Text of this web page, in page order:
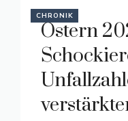
CHRONIK
Ostern